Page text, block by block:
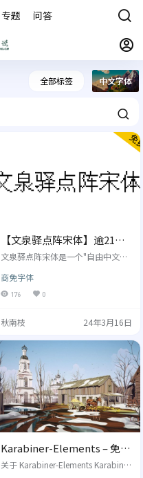
专题 问答
全部标签 中文字体
【文泉驿点阵宋体】逾21万
汉字点阵，特别易于屏幕阅
文泉驿点阵宋体是一个"自由中文字
文、繁体中文，日文及韩文所需要
的汉字（最新版本包含超过27842个
汉字，完整覆盖GB2312/Big5/GB
同时还包含了英文、日文、韩文和
含五个屏幕常用字号(9pt-12pt)，逾
21万汉字点阵，这些点阵都经过参
与者和组织者的精心设计和调整，
手工优…
商免字体
176 0
秋南枝 24年3月16日
Karabiner-Elements – 免费
开源的 macOS 鼠标、键盘
关于 Karabiner-Elements Karabiner